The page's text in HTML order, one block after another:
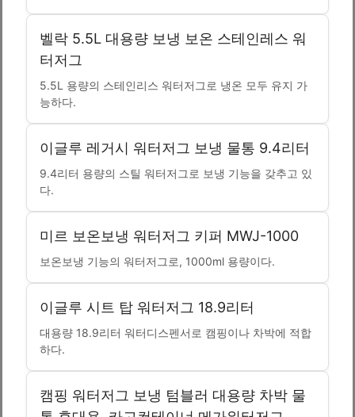
벨락 5.5L 대용량 보냉 보온 스테인레스 워
터저그
5.5L 용량의 스테인리스 워터저그로 냉온 모두 유지 가
능하다.
이글루 레거시 워터저그 보냉 물통 9.4리터
9.4리터 용량의 스틸 워터저그로 보냉 기능을 갖추고 있
다.
미르 보온보냉 워터저그 키퍼 MWJ-1000
보온보냉 기능의 워터저그로, 1000ml 용량이다.
이글루 시트 탑 워터저그 18.9리터
대용량 18.9리터 워터디스펜서로 캠핑이나 차박에 적합
하다.
캠핑 워터저그 보냉 텀블러 대용량 차박 물